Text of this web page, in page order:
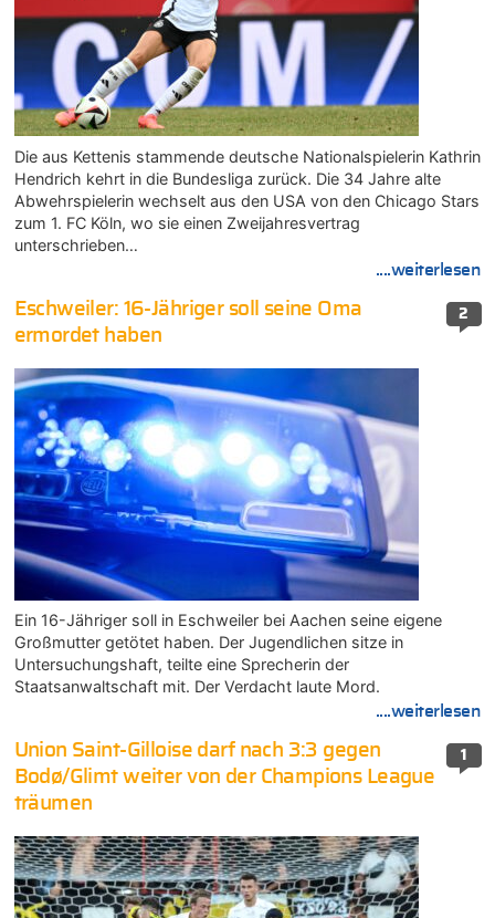
Die aus Kettenis stammende deutsche Nationalspielerin Kathrin
Hendrich kehrt in die Bundesliga zurück. Die 34 Jahre alte
Abwehrspielerin wechselt aus den USA von den Chicago Stars
zum 1. FC Köln, wo sie einen Zweijahresvertrag
unterschrieben…
....weiterlesen
2
Eschweiler: 16-Jähriger soll seine Oma
ermordet haben
Ein 16-Jähriger soll in Eschweiler bei Aachen seine eigene
Großmutter getötet haben. Der Jugendlichen sitze in
Untersuchungshaft, teilte eine Sprecherin der
Staatsanwaltschaft mit. Der Verdacht laute Mord.
....weiterlesen
1
Union Saint-Gilloise darf nach 3:3 gegen
Bodø/Glimt weiter von der Champions League
träumen